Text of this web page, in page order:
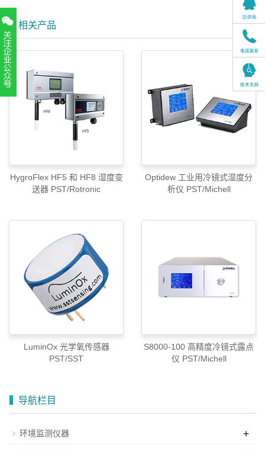
相关产品
HygroFlex HF5 和 HF8 湿度变
送器 PST/Rotronic
Optidew 工业用冷镜式湿度分
析仪 PST/Michell
LuminOx 光学氧传感器
PST/SST
S8000-100 高精度冷镜式露点
仪 PST/Michell
导航栏目
环境监测仪器 +
扫一扫，关注官方账号
010-52867771